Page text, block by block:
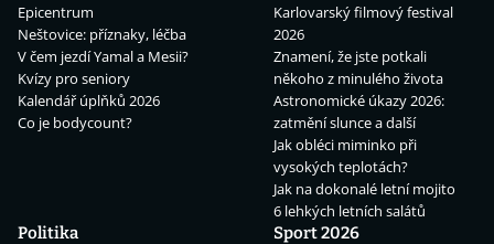
Epicentrum
Neštovice: příznaky, léčba
V čem jezdí Yamal a Mesii?
Kvízy pro seniory
Kalendář úplňků 2026
Co je bodycount?
Karlovarský filmový festival
2026
Znamení, že jste potkali
někoho z minulého života
Astronomické úkazy 2026:
zatmění slunce a další
Jak obléci miminko při
vysokých teplotách?
Jak na dokonalé letní mojito
6 lehkých letních salátů
Politika
Sport 2026